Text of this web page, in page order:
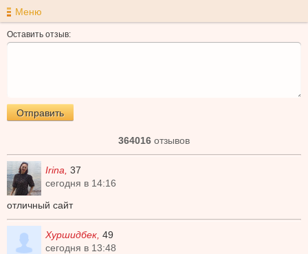
Меню
Оставить отзыв:
364016 отзывов
Irina, 37
сегодня в 14:16
отличный сайт
Хуршидбек, 49
сегодня в 13:48